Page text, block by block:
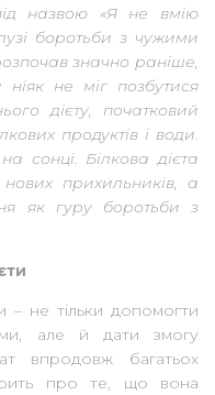
назвою «Я не вмію
боротьби з чужими
значно раніше,
не міг позбутися
дієту, початковий
продуктів і води.
сонці. Білкова дієта
прихильників, а
як гуру боротьби з
– не тільки допомогти
але й дати змогу
впродовж багатьох
про те, що вона